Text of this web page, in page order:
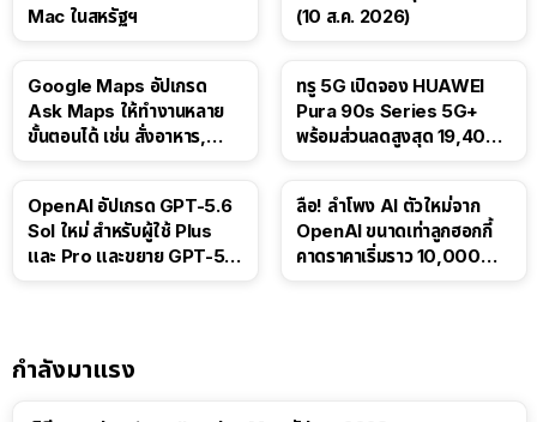
Mac ในสหรัฐฯ
(10 ส.ค. 2026)
Google Maps อัปเกรด
Ask Maps ให้ทำงานหลาย
ขั้นตอนได้ เช่น สั่งอาหาร,
ทรู 5G เปิดจอง HUAWEI
Pura 90s Series 5G+
พร้อมส่วนลดสูงสุด 19,400
OpenAI อัปเกรด GPT-5.6
Sol ใหม่ สำหรับผู้ใช้ Plus
และ Pro และขยาย GPT-5.6
ลือ! ลำโพง AI ตัวใหม่จาก
OpenAI ขนาดเท่าลูกฮอกกี้
คาดราคาเริ่มราว 10,000
กำลังมาแรง